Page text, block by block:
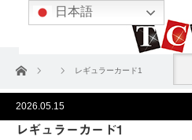
ホーム レギュラーカード1
2026.05.15
レギュラーカード1
日本語